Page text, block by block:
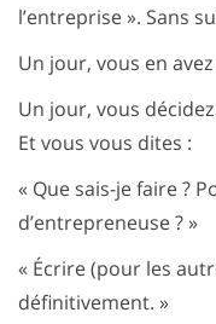
l’entreprise ». Sans
Un jour, vous en
Un jour, vous
Et vous vous dites :
« Que sais-je faire ?
d’entrepreneuse ? »
« Écrire (pour les
définitivement. »